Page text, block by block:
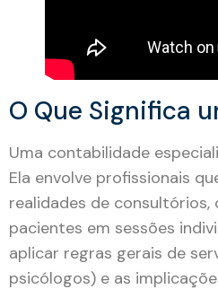
O Que Significa
Uma contabilidade
Ela envolve profissionais
realidades de
pacientes em sessões
aplicar regras gerais de
psicólogos) e as